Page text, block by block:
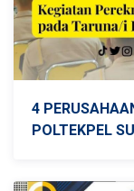
4
POLTEKPEL